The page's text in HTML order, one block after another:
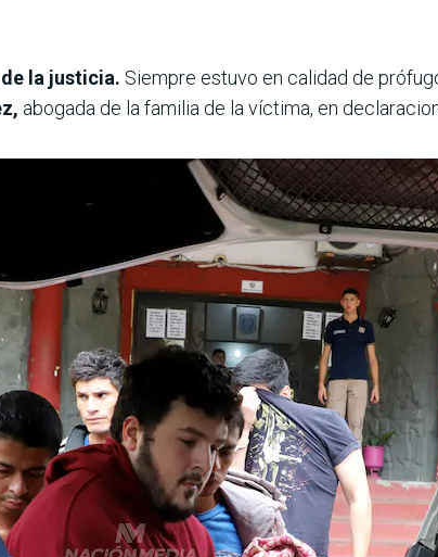
la justicia. Siempre estuvo en calidad de
abogada de la familia de la víctima, en